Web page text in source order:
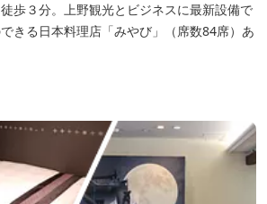
歩３分。上野観光とビジネスに最新設備で
きる日本料理店「みやび」（席数84席）あ